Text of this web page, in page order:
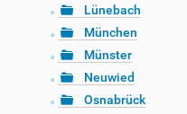
Lünebach
München
Münster
Neuwied
Osnabrück